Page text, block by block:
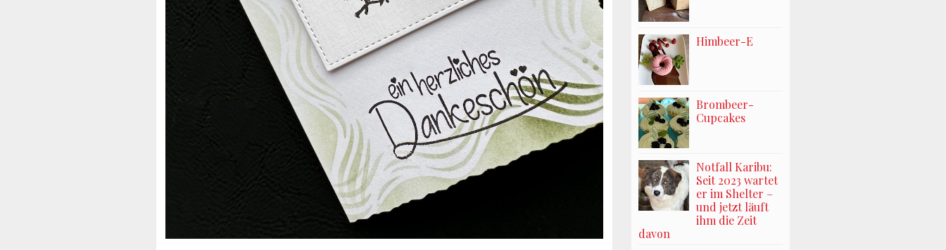
Himbeer-E
Brombeer-
Cupcakes
Notfall Karibu:
Seit 2023 wartet
er im Shelter –
und jetzt läuft
ihm die Zeit
davon